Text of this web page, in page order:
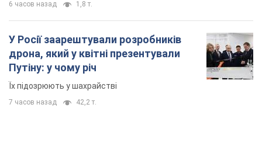
6 часов назад 1,8 т.
У Росії заарештували розробників
дрона, який у квітні презентували
Путіну: у чому річ
Їх підозрюють у шахрайстві
7 часов назад 42,2 т.